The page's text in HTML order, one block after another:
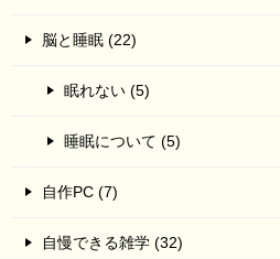
脳と睡眠 (22)
眠れない (5)
睡眠について (5)
自作PC (7)
自慢できる雑学 (32)